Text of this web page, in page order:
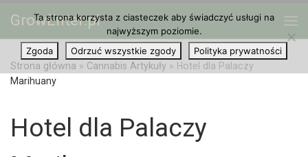
Przejdź do treści
GrowEnter.pl
Strona główna » Cannabis Artykuły » Hotel dla Palaczy
Marihuany
Hotel dla Palaczy
Ta strona korzysta z ciasteczek aby świadczyć usługi na
najwyższym poziomie.
Zgoda
Odrzuć wszystkie zgody Polityka prywatności